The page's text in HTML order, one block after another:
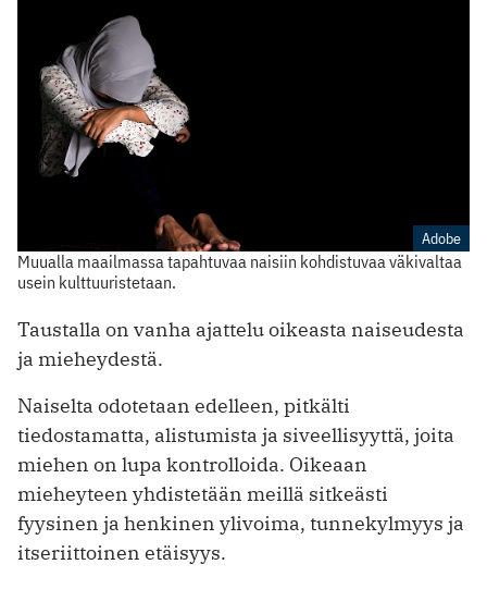
Adobe
Muualla maailmassa tapahtuvaa naisiin kohdistuvaa väkivaltaa
usein kulttuuristetaan.
Taustalla on vanha ajattelu oikeasta naiseudesta
ja mieheydestä.
Naiselta odotetaan edelleen, pitkälti
tiedostamatta, alistumista ja siveellisyyttä, joita
miehen on lupa kontrolloida. Oikeaan
mieheyteen yhdistetään meillä sitkeästi
fyysinen ja henkinen ylivoima, tunnekylmyys ja
itseriittoinen etäisyys.